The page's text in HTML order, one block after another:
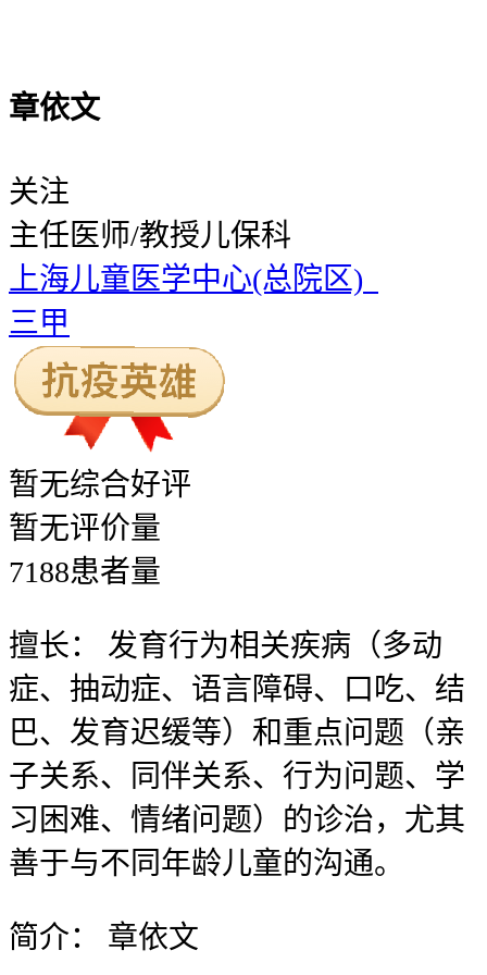
章依文
关注
主任医师/教授儿保科
上海儿童医学中心(总院区)
三甲
暂无综合好评
暂无评价量
7188患者量
擅长：
发育行为相关疾病（多动
症、抽动症、语言障碍、口吃、结
巴、发育迟缓等）和重点问题（亲
子关系、同伴关系、行为问题、学
习困难、情绪问题）的诊治，尤其
善于与不同年龄儿童的沟通。
简介： 章依文